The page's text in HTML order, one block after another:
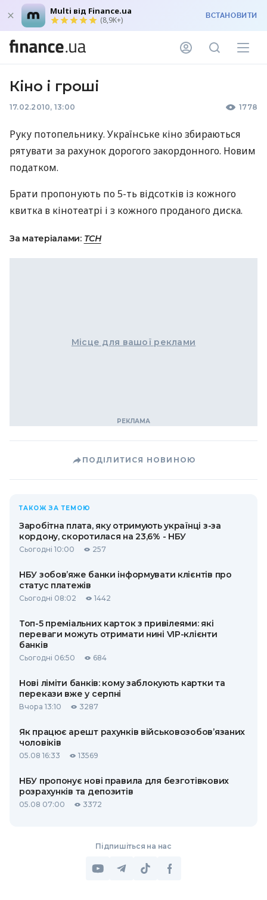
Multi від Finance.ua
(8,9K+) ВСТАНОВИТИ
Кіно і гроші
17.02.2010, 13:00 1778
Руку потопельнику. Українське кіно збираються
рятувати за рахунок дорогого закордонного. Новим
податком.
Брати пропонують по 5-ть відсотків із кожного
квитка в кінотеатрі і з кожного проданого диска.
За матеріалами: ТСН
Місце для вашої реклами
ПОДІЛИТИСЯ НОВИНОЮ
ТАКОЖ ЗА ТЕМОЮ
Заробітна плата, яку отримують українці з-за
кордону, скоротилася на 23,6% - НБУ
Сьогодні 10:00 257
НБУ зобов’яже банки інформувати клієнтів про
статус платежів
Сьогодні 08:02 1442
Топ-5 преміальних карток з привілеями: які
переваги можуть отримати нині VIP-клієнти
банків
Сьогодні 06:50 684
Нові ліміти банків: кому заблокують картки та
перекази вже у серпні
Вчора 13:10 3287
Як працює арешт рахунків військовозобов’язаних
чоловіків
05.08 16:33 13569
НБУ пропонує нові правила для безготівкових
розрахунків та депозитів
05.08 07:00 3372
Підпишіться на нас